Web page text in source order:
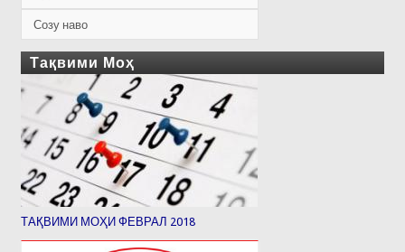
Созу наво
Тақвими Моҳ
ТАҚВИМИ МОҲИ ФЕВРАЛ 2018